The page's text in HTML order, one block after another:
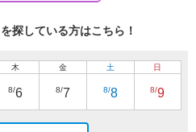
探している方はこちら！
木
8/6
金
8/7
土
8/8
日
8/9